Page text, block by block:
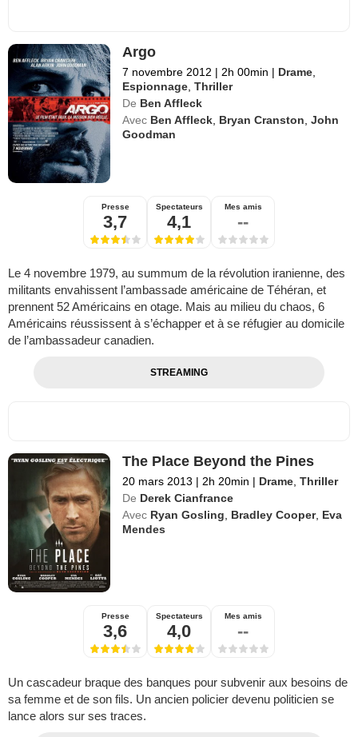
Argo
7 novembre 2012 | 2h 00min | Drame
Espionnage ,Thriller
De Ben Affleck
Avec Ben Affleck Bryan Cranston ,John
Goodman
Presse
3,7
Spectateurs
4,1
Mes amis
--
Le 4 novembre 1979, au summum de la révolution iranienne, des
militants envahissent l’ambassade américaine de Téhéran, et
prennent 52 Américains en otage. Mais au milieu du chaos, 6
Américains réussissent à s’échapper et à se réfugier au domicile
de l’ambassadeur canadien.
STREAMING
The Place Beyond the Pines
20 mars 2013 | 2h 20min | Drame ,Thriller
De Derek Cianfrance
Avec Ryan Gosling Bradley Cooper, Eva
Mendes
Presse
3,6
Spectateurs
4,0
Mes amis
--
Un cascadeur braque des banques pour subvenir aux besoins de
sa femme et de son fils. Un ancien policier devenu politicien se
lance alors sur ses traces.